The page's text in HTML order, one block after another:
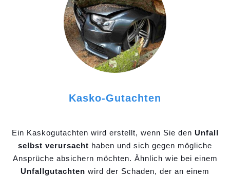
Kasko-Gutachten
Ein Kaskogutachten wird erstellt, wenn Sie den Unfall
selbst verursacht haben und sich gegen mögliche
Ansprüche absichern möchten. Ähnlich wie bei einem
Unfallgutachten wird der Schaden, der an einem